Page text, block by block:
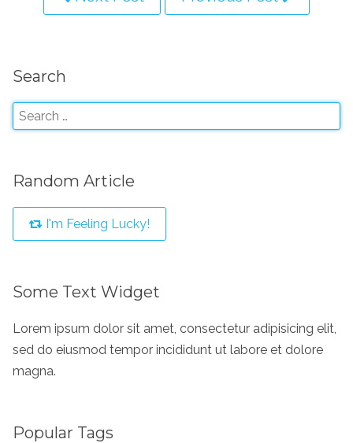
Search
Random Article
I'm Feeling Lucky!
Some Text Widget
Lorem ipsum dolor sit amet, consectetur adipisicing elit,
sed do eiusmod tempor incididunt ut labore et dolore
magna.
Popular Tags